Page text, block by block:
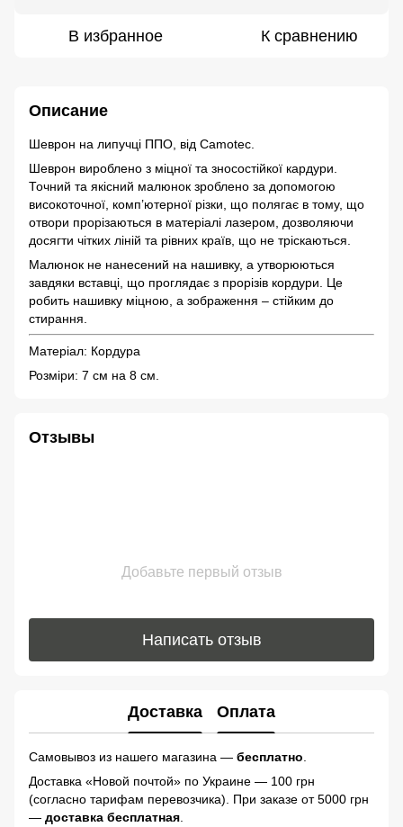
В избранное К сравнению
Описание
Шеврон на липучці ППО, від Camotec.
Шеврон вироблено з міцної та зносостійкої кардури.
Точний та якісний малюнок зроблено за допомогою
високоточної, комп’ютерної різки, що полягає в тому, що
отвори прорізаються в матеріалі лазером, дозволяючи
досягти чітких ліній та рівних країв, що не тріскаються.
Малюнок не нанесений на нашивку, а утворюються
завдяки вставці, що проглядає з прорізів кордури. Це
робить нашивку міцною, а зображення – стійким до
стирання.
Матеріал: Кордура
Розміри: 7 см на 8 см.
Отзывы
Добавьте первый отзыв
Написать отзыв
Доставка Оплата
Самовывоз из нашего магазина — бесплатно
Доставка «Новой почтой» по Украине — 100 грн
(согласно тарифам перевозчика). При заказе от 5000 грн
— доставка бесплатная